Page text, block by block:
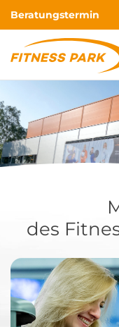
Beratungstermin
des